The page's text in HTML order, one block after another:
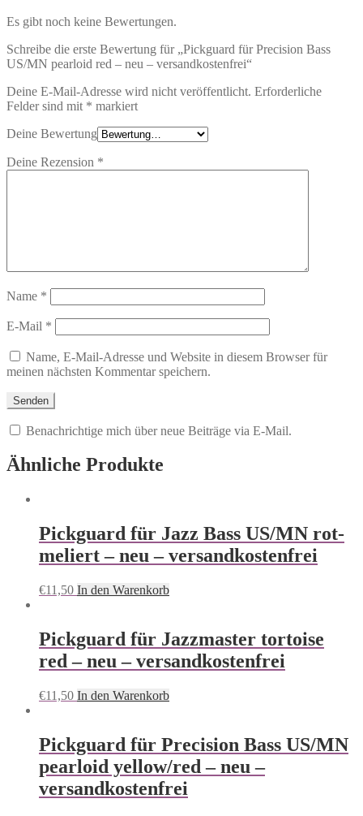
Es gibt noch keine Bewertungen.
Schreibe die erste Bewertung für „Pickguard für Precision Bass
US/MN pearloid red – neu – versandkostenfrei“
Deine E-Mail-Adresse wird nicht veröffentlicht. Erforderliche
Felder sind mit * markiert
Deine Bewertung
Deine Rezension *
Name *
E-Mail *
Name, E-Mail-Adresse und Website in diesem Browser für
meinen nächsten Kommentar speichern.
Benachrichtige mich über neue Beiträge via E-Mail.
Ähnliche Produkte
Pickguard für Jazz Bass US/MN rot-
meliert – neu – versandkostenfrei
€11,50 In den Warenkorb
Pickguard für Jazzmaster tortoise
red – neu – versandkostenfrei
€11,50 In den Warenkorb
Pickguard für Precision Bass US/MN
pearloid yellow/red – neu –
versandkostenfrei